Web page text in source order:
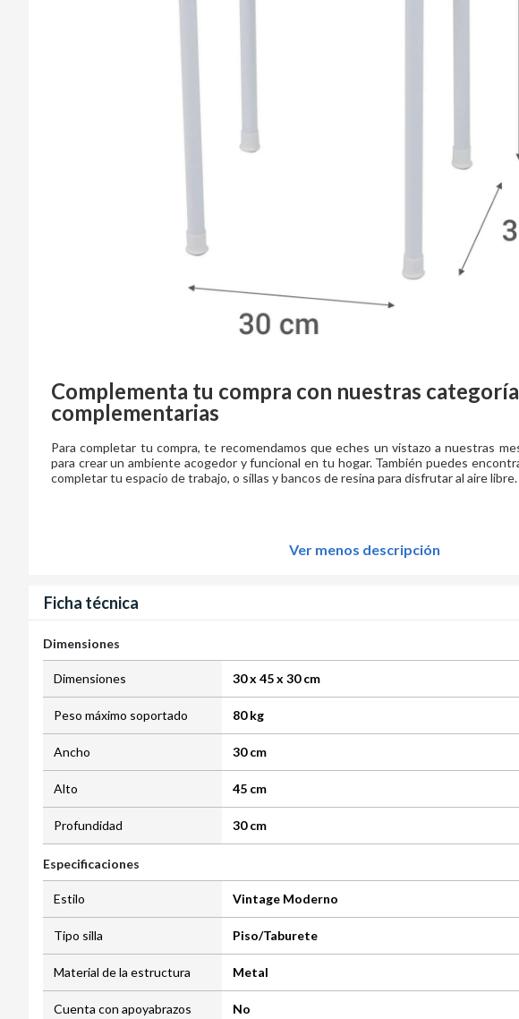
Complementa tu compra con nuestras
complementarias
Para completar tu compra, te recomendamos que eches un vistazo a nuestras
para crear un ambiente acogedor y funcional en tu hogar. También puedes
completar tu espacio de trabajo, o sillas y bancos de resina para disfrutar al aire libre.
Ver menos descripción
Ficha técnica
Dimensiones
Dimensiones 30 x 45 x 30 cm
Peso máximo soportado 80 kg
Ancho 30 cm
Alto 45 cm
Profundidad 30 cm
Especificaciones
Estilo Vintage Moderno
Tipo silla Piso/Taburete
Material de la estructura Metal
Cuenta con apoyabrazos No